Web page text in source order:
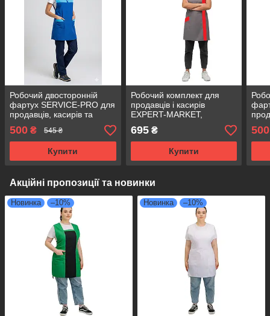
Робочий двосторонній
фартух SERVICE-PRO для
продавців, касирів та
прибиральниць,
універсальний розмір
синій
500 ₴ 545 ₴
Купити
Робочий комплект для
продавців і касирів
EXPERT-MARKET,
двостороння накидка та
козирок сірий з червоним
695₴
Купити
500
Акційні пропозиції та новинки
Новинка –10% Новинка –10%